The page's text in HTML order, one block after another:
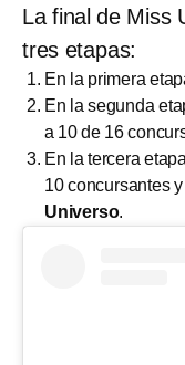
La final de Miss
tres etapas:
En la primera
En la segunda
a 10 de 16
En la tercera
10 concursantes
Universo.